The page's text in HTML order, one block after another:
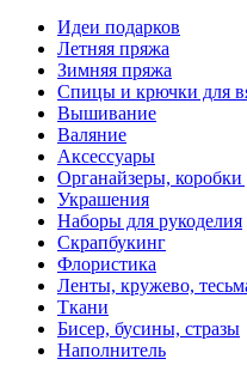
Идеи подарков
Летняя пряжа
Зимняя пряжа
Спицы и крючки для
Вышивание
Валяние
Аксессуары
Органайзеры, коробки
Украшения
Наборы для рукоделия
Скрапбукинг
Флористика
Ленты, кружево,
Ткани
Бисер, бусины, стразы
Наполнитель